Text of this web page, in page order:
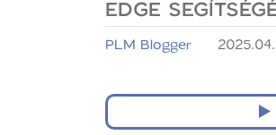
EDGE
PLM Blogger